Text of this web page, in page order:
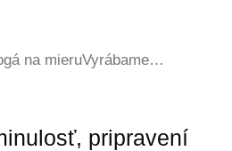
na mieruVyrábame…
pripravení